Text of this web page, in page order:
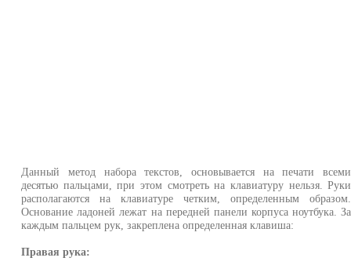
Данный метод набора текстов, основывается на печати всеми
десятью пальцами, при этом смотреть на клавиатуру нельзя. Руки
располагаются на клавиатуре четким, определенным образом.
Основание ладоней лежат на передней панели корпуса ноутбука. За
каждым пальцем рук, закреплена определенная клавиша:
Правая рука: